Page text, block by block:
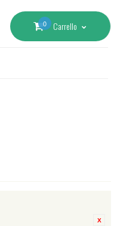
0 Carrello